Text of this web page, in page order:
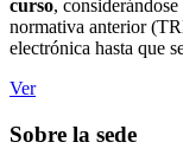
curso,
normativa anterior
electrónica hasta que
Ver
Sobre la sede